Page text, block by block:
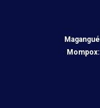
Mompox: